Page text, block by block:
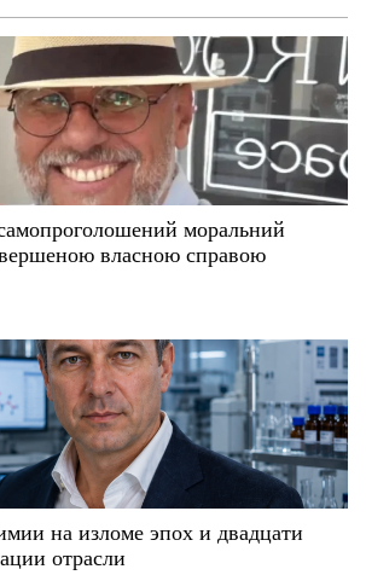
моральний
власною справою
на изломе эпох и двадцати
отрасли